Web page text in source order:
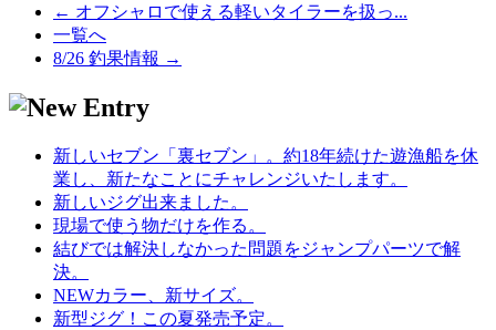
← オフシャロで使える軽いタイラーを扱っ...
一覧へ
8/26 釣果情報 →
新しいセブン「裏セブン」。約18年続けた遊漁船を休
業し、新たなことにチャレンジいたします。
新しいジグ出来ました。
現場で使う物だけを作る。
結びでは解決しなかった問題をジャンプパーツで解
決。
NEWカラー、新サイズ。
新型ジグ！この夏発売予定。